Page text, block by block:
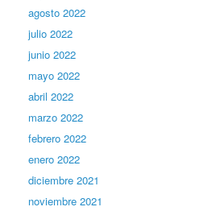
agosto 2022
julio 2022
junio 2022
mayo 2022
abril 2022
marzo 2022
febrero 2022
enero 2022
diciembre 2021
noviembre 2021